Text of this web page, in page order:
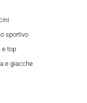
sportivo
e top
e giacche